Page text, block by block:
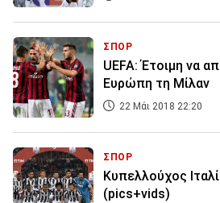
ΣΠΟΡ
UEFA: Έτοιμη να
Ευρώπη τη Μίλαν
22 Μάι 2018 22:20
ΣΠΟΡ
Κυπελλούχος
(pics+vids)